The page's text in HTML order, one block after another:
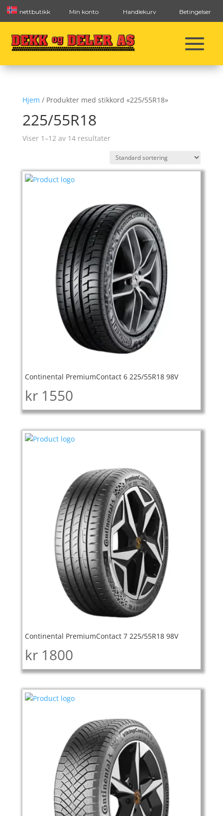
nettbutikk Min konto Handlekurv Betingelser
Hjem / Produkter med stikkord «225/55R18»
225/55R18
Viser 1–12 av 14 resultater
Continental PremiumContact 6 225/55R18 98V
kr 1550
Continental PremiumContact 7 225/55R18 98V
kr 1800